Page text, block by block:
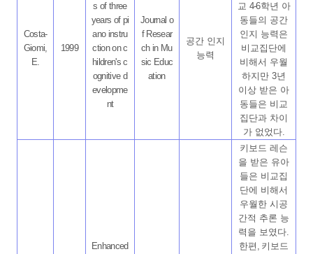
Costa-
Giomi,
E.
1999
s of three
years of pi
ano instru
ction on c
hildren's c
ognitive d
evelopme
nt
Journal o
f Resear
ch in Mu
sic Educ
ation
공간 인지
능력
교 4-6학년 아
동들의 공간
인지 능력은
비교집단에
비해서 우월
하지만3년
이상 받은 아
동들은 비교
집단과 차이
가 없었다.
Enhanced
키보드 레슨
을 받은 유아
들은 비교집
단에 비해서
우월한 시공
간적 추론 능
력을 보였다.
한편 , 키보드